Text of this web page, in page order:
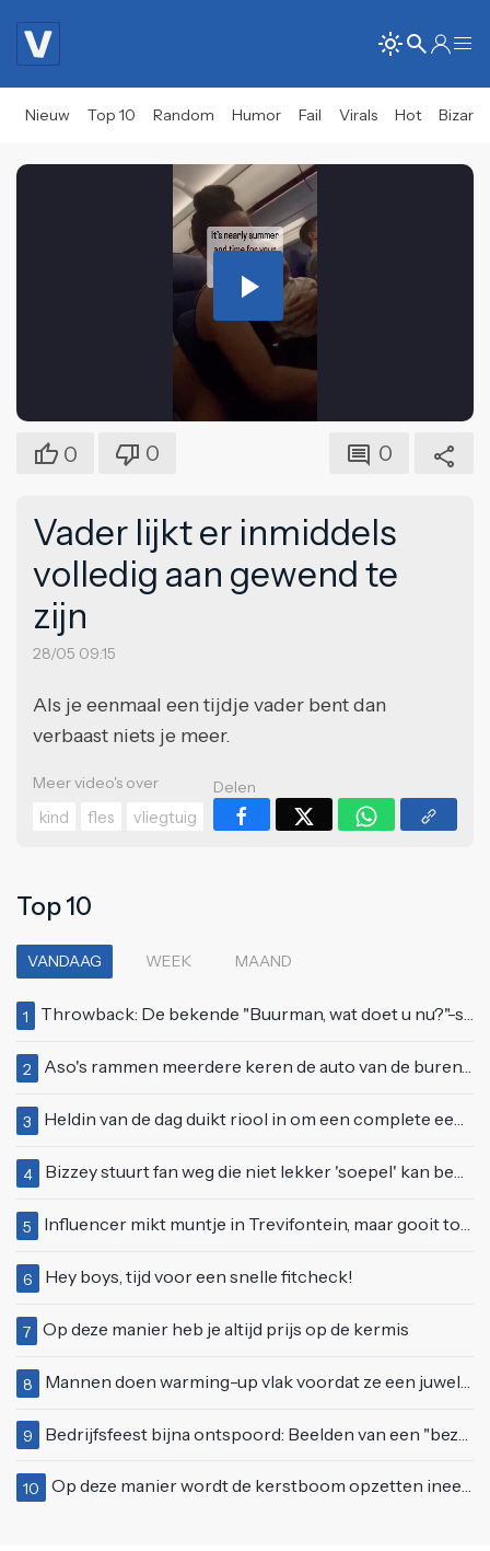
Nieuw Top 10 Random Humor Fail Virals Hot Bizar
Play
Video
0 0 0
Vader lijkt er inmiddels
volledig aan gewend te
zijn
28/05 09:15
Als je eenmaal een tijdje vader bent dan
verbaast niets je meer.
Meer video's over
kind
fles vliegtuig
Delen
Top 10
VANDAAG WEEK MAAND
1 Throwback: De bekende "Buurman, wat doet u nu?"-scène uit Flodder met Tatjana Šimić
2 Aso's rammen meerdere keren de auto van de buren, maar doen alsof er niets gebeurd is
3 Heldin van de dag duikt riool in om een complete eendenfamilie te redden
4 Bizzey stuurt fan weg die niet lekker 'soepel' kan bewegen op podium
5 Influencer mikt muntje in Trevifontein, maar gooit toerist bijna knock-out
6 Hey boys, tijd voor een snelle fitcheck!
7 Op deze manier heb je altijd prijs op de kermis
8 Mannen doen warming-up vlak voordat ze een juwelierszaak in Rhenen overvallen
9 Bedrijfsfeest bijna ontspoord: Beelden van een "bezopen Tino Martin" gaan viraal
10 Op deze manier wordt de kerstboom opzetten ineens een stuk leuker